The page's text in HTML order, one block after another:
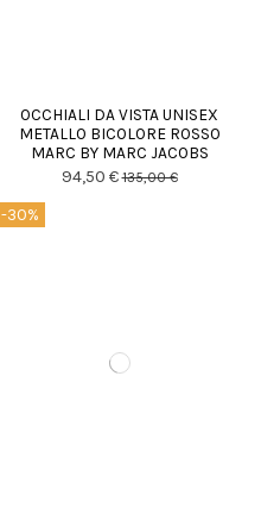
OCCHIALI DA VISTA UNISEX
METALLO BICOLORE ROSSO
MARC BY MARC JACOBS
94,50 €135,00 €
-30%